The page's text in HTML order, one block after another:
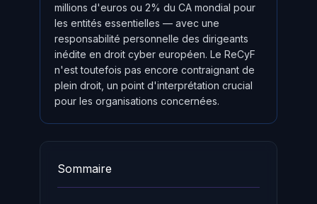
millions d'euros ou 2% du CA mondial pour
les entités essentielles — avec une
responsabilité personnelle des dirigeants
inédite en droit cyber européen. Le ReCyF
n'est toutefois pas encore contraignant de
plein droit, un point d'interprétation crucial
pour les organisations concernées.
Sommaire